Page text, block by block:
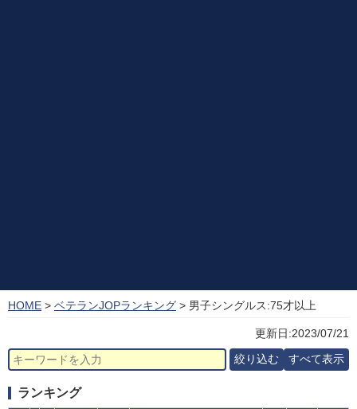
HOME > ベテランJOPランキング > 男子シングルス:75才以上
更新日:2023/07/21
ランキング